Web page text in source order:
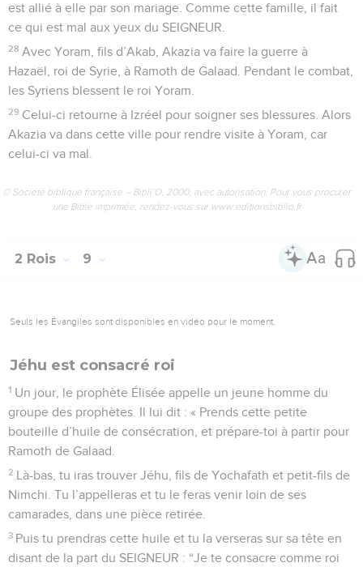
est allié à elle par son mariage. Comme cette famille, il fait
ce qui est mal aux yeux du SEIGNEUR.
28 Avec Yoram, fils d’Akab, Akazia va faire la guerre à
Hazaël, roi de Syrie, à Ramoth de Galaad. Pendant le combat,
les Syriens blessent le roi Yoram.
29 Celui-ci retourne à Izréel pour soigner ses blessures. Alors
Akazia va dans cette ville pour rendre visite à Yoram, car
celui-ci va mal.
© Société biblique française – Bibli’O, 2000, avec autorisation. Pour vous procurer
une Bible imprimée, rendez-vous sur www.editionsbiblio.fr
2 Rois 9
Seuls les Évangiles sont disponibles en vidéo pour le moment.
Jéhu est consacré roi
1 Un jour, le prophète Élisée appelle un jeune homme du
groupe des prophètes. Il lui dit : « Prends cette petite
bouteille d’huile de consécration, et prépare-toi à partir pour
Ramoth de Galaad.
2 Là-bas, tu iras trouver Jéhu, fils de Yochafath et petit-fils de
Nimchi. Tu l’appelleras et tu le feras venir loin de ses
camarades, dans une pièce retirée.
3 Puis tu prendras cette huile et tu la verseras sur sa tête en
disant de la part du SEIGNEUR : “Je te consacre comme roi